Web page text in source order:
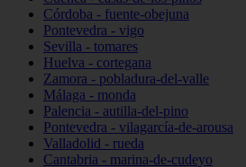
Córdoba - fuente-obejuna
Pontevedra - vigo
Sevilla - tomares
Huelva - cortegana
Zamora - pobladura-del-valle
Málaga - monda
Palencia - autilla-del-pino
Pontevedra - vilagarcía-de-arousa
Valladolid - rueda
Cantabria - marina-de-cudeyo